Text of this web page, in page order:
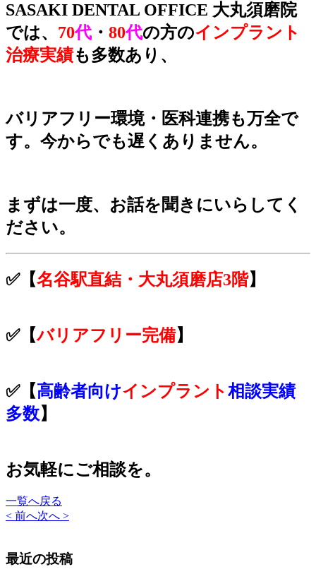
SASAKI DENTAL OFFICE 大丸須磨院
では、 70代・ 80代の方のインプラント
治療実績も多数あり、
バリアフリー環境・医科連携も万全で
す。今からでも遅くありません。
まずは一度、お話を聞きにいらしてく
ださい。
✅【名谷駅直結・大丸須磨店3階】
✅【バリアフリー完備】
✅【高齢者向けインプラント相談実績
多数】
お気軽にご相談を。
一覧へ戻る
< 前へ次へ >
最近の投稿